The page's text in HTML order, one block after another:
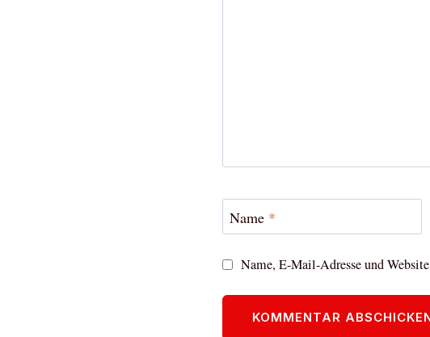
Name *
Name, E-Mail-Adresse und